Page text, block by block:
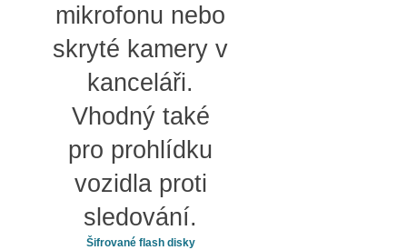
mikrofonu nebo
skryté kamery v
kanceláři.
Vhodný také
pro prohlídku
vozidla proti
sledování.
Šifrované flash disky